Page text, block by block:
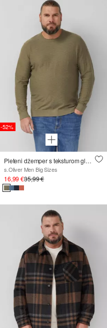
-52%
Pleteni džemper s teksturom glatke pređe i zaobljenim rubom
s.Oliver Men Big Sizes
16,99 €35,99 €